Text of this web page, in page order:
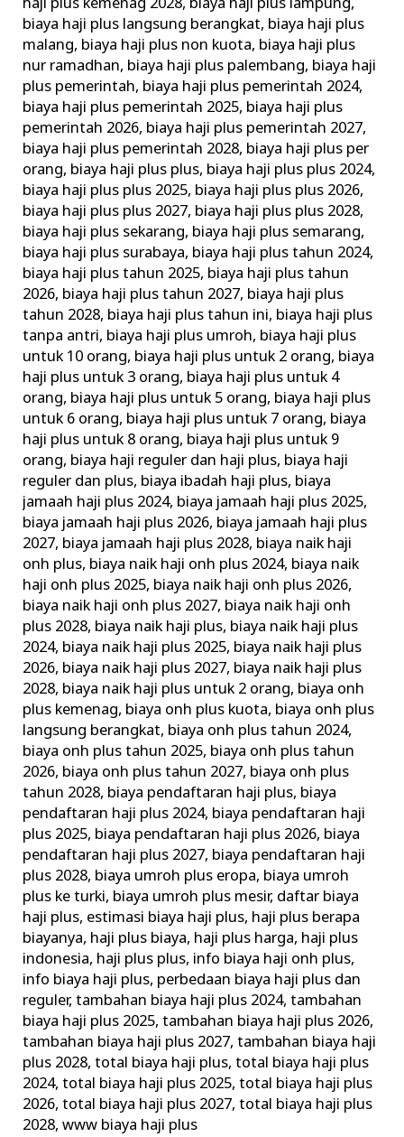
haji plus kemenag 2028, biaya haji plus lampung,
biaya haji plus langsung berangkat, biaya haji plus
malang, biaya haji plus non kuota, biaya haji plus
nur ramadhan, biaya haji plus palembang, biaya haji
plus pemerintah, biaya haji plus pemerintah 2024,
biaya haji plus pemerintah 2025, biaya haji plus
pemerintah 2026, biaya haji plus pemerintah 2027,
biaya haji plus pemerintah 2028, biaya haji plus per
orang, biaya haji plus plus, biaya haji plus plus 2024,
biaya haji plus plus 2025, biaya haji plus plus 2026,
biaya haji plus plus 2027, biaya haji plus plus 2028,
biaya haji plus sekarang, biaya haji plus semarang,
biaya haji plus surabaya, biaya haji plus tahun 2024,
biaya haji plus tahun 2025, biaya haji plus tahun
2026, biaya haji plus tahun 2027, biaya haji plus
tahun 2028, biaya haji plus tahun ini, biaya haji plus
tanpa antri, biaya haji plus umroh, biaya haji plus
untuk 10 orang, biaya haji plus untuk 2 orang, biaya
haji plus untuk 3 orang, biaya haji plus untuk 4
orang, biaya haji plus untuk 5 orang, biaya haji plus
untuk 6 orang, biaya haji plus untuk 7 orang, biaya
haji plus untuk 8 orang, biaya haji plus untuk 9
orang, biaya haji reguler dan haji plus, biaya haji
reguler dan plus, biaya ibadah haji plus, biaya
jamaah haji plus 2024, biaya jamaah haji plus 2025,
biaya jamaah haji plus 2026, biaya jamaah haji plus
2027, biaya jamaah haji plus 2028, biaya naik haji
onh plus, biaya naik haji onh plus 2024, biaya naik
haji onh plus 2025, biaya naik haji onh plus 2026,
biaya naik haji onh plus 2027, biaya naik haji onh
plus 2028, biaya naik haji plus, biaya naik haji plus
2024, biaya naik haji plus 2025, biaya naik haji plus
2026, biaya naik haji plus 2027, biaya naik haji plus
2028, biaya naik haji plus untuk 2 orang, biaya onh
plus kemenag, biaya onh plus kuota, biaya onh plus
langsung berangkat, biaya onh plus tahun 2024,
biaya onh plus tahun 2025, biaya onh plus tahun
2026, biaya onh plus tahun 2027, biaya onh plus
tahun 2028, biaya pendaftaran haji plus, biaya
pendaftaran haji plus 2024, biaya pendaftaran haji
plus 2025, biaya pendaftaran haji plus 2026, biaya
pendaftaran haji plus 2027, biaya pendaftaran haji
plus 2028, biaya umroh plus eropa, biaya umroh
plus ke turki, biaya umroh plus mesir, daftar biaya
haji plus, estimasi biaya haji plus, haji plus berapa
biayanya, haji plus biaya, haji plus harga, haji plus
indonesia, haji plus plus, info biaya haji onh plus,
info biaya haji plus, perbedaan biaya haji plus dan
reguler,tambahan biaya haji plus 2024,tambahan
biaya haji plus 2025,tambahan biaya haji plus 2026,
tambahan biaya haji plus 2027,tambahan biaya haji
plus 2028,total biaya haji plus,total biaya haji plus
2024,total biaya haji plus 2025,total biaya haji plus
2026,total biaya haji plus 2027,total biaya haji plus
2028,www biaya haji plus